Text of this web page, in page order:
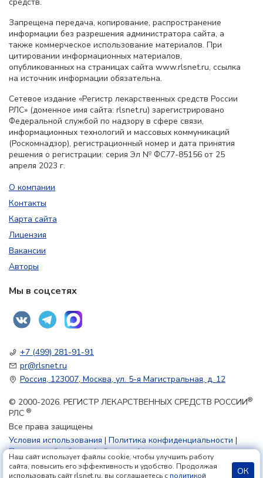
Запрещена передача, копирование, распространение
информации без разрешения администратора сайта, а
также коммерческое использование материалов. При
цитировании информационных материалов,
опубликованных на страницах сайта www.rlsnet.ru, ссылка
на источник информации обязательна.
Сетевое издание «Регистр лекарственных средств России
РЛС» (доменное имя сайта: rlsnet.ru) зарегистрировано
Федеральной службой по надзору в сфере связи,
информационных технологий и массовых коммуникаций
(Роскомнадзор), регистрационный номер и дата принятия
решения о регистрации: серия Эл № ФС77-85156 от 25
апреля 2023 г.
О компании
Контакты
Карта сайта
Лицензия
Вакансии
Авторы
Мы в соцсетях
+7 (499) 281-91-91
pr@rlsnet.ru
Россия, 123007, Москва, ул. 5-я Магистральная, д. 12
© 2000-2026. РЕГИСТР ЛЕКАРСТВЕННЫХ СРЕДСТВ РОССИИ®
РЛС ®
Все права защищены
Условия использования | Политика конфиденциальности |
Политика обработки файлов cookie
Наш сайт использует файлы cookie, чтобы улучшить работу
сайта, повысить его эффективность и удобство. Продолжая
использовать сайт rlsnet.ru, вы соглашаетесь с политикой ОК